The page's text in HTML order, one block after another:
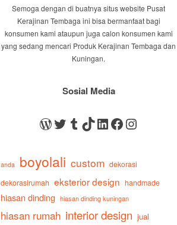
Semoga dengan di buatnya situs website Pusat
Kerajinan Tembaga ini bisa bermanfaat bagi
konsumen kami ataupun juga calon konsumen kami
yang sedang mencari Produk Kerajinan Tembaga dan
Kuningan.
Sosial Media
WordPress
Twitter
Tumblr
TikTok
LinkedIn
Facebook
Instagram
anda boyolali custom dekorasi
dekorasirumah eksterior design handmade
hiasan dinding hiasan dinding kuningan
hiasan rumah interior design jual